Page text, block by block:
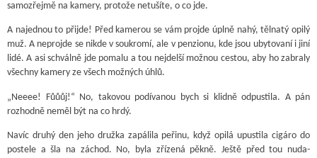
samozřejmě na kamery, protože netušíte, o co jde.
A najednou to přijde! Před kamerou se vám projde úplně nahý, tělnatý opilý
muž. A neprojde se nikde v soukromí, ale v penzionu, kde jsou ubytovaní i jiní
lidé. A asi schválně jde pomalu a tou nejdelší možnou cestou, aby ho zabraly
všechny kamery ze všech možných úhlů.
„Neeee! Fůůůj!“ No, takovou podívanou bych si klidně odpustila. A pán
rozhodně neměl být na co hrdý.
Navíc druhý den jeho družka zapálila peřinu, když opilá upustila cigáro do
postele a šla na záchod. No, byla zřízená pěkně. Ještě před tou nuda-